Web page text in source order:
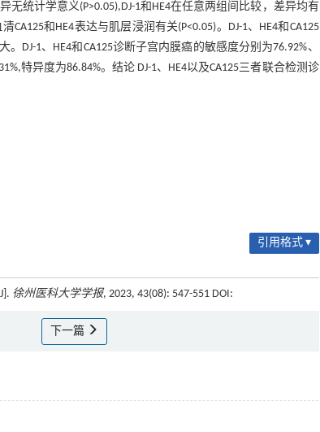
无统计学意义(P>0.05),DJ-1和HE4在任意两组间比较，差异均有
和HE4表达与肌层浸润有关(P<0.05)。DJ-1、HE4和CA125
DJ-1、HE4和CA125诊断子宫内膜癌的敏感度分别为76.92%、
特异度为86.84%。结论 DJ-1、HE4以及CA125三者联合检测诊
引用格式 ▾
徐州医科大学学报, 2023, 43(08): 547-551 DOI:
下一篇